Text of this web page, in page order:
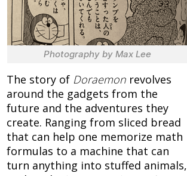
Photography by Max Lee
The story of Doraemon revolves
around the gadgets from the
future and the adventures they
create. Ranging from sliced bread
that can help one memorize math
formulas to a machine that can
turn anything into stuffed animals,